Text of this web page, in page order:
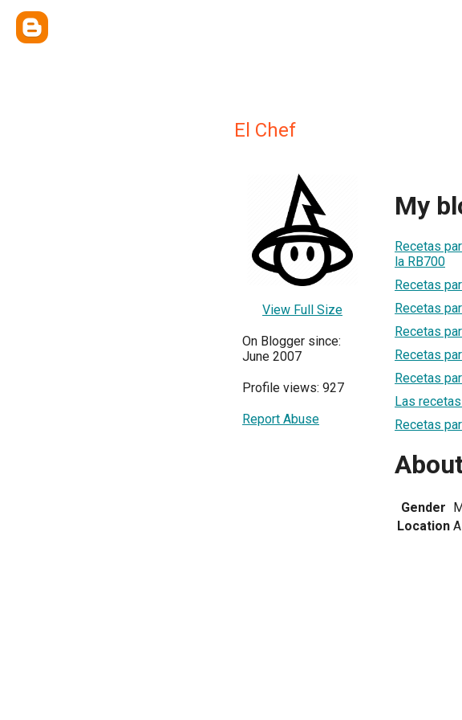
El Chef
View Full Size
On Blogger since:
June 2007
Profile views: 927
Report Abuse
My
Recetas
la RB700
Recetas
Recetas
Recetas
Recetas
Recetas
Las
Recetas
Gender
Location